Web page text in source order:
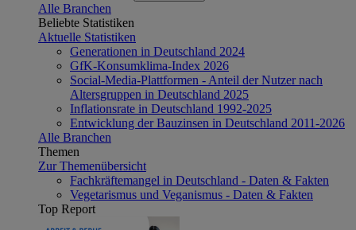
Alle Branchen
Beliebte Statistiken
Aktuelle Statistiken
Generationen in Deutschland 2024
GfK-Konsumklima-Index 2026
Social-Media-Plattformen - Anteil der Nutzer nach
Altersgruppen in Deutschland 2025
Inflationsrate in Deutschland 1992-2025
Entwicklung der Bauzinsen in Deutschland 2011-2026
Alle Branchen
Themen
Zur Themenübersicht
Fachkräftemangel in Deutschland - Daten & Fakten
Vegetarismus und Veganismus - Daten & Fakten
Top Report